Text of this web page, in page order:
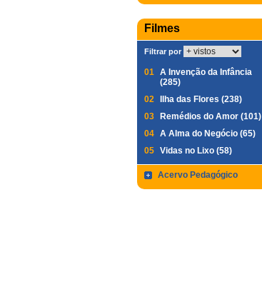
Filmes
Filtrar por
01 A Invenção da Infância
(285)
02
Ilha das Flores (238)
03
Remédios do Amor (101)
04 A Alma do Negócio (65)
05 Vidas no Lixo (58)
Acervo Pedagógico